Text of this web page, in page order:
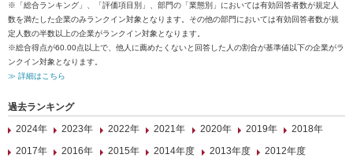
※「総合ランキング」、「評価項目別」、部門の「業態別」においては有効回答者数が規定人
数を満たした企業のみランクイン対象となります。その他の部門においては有効回答者数が規
定人数の半数以上の企業がランクイン対象となります。
※総合得点が60.00点以上で、他人に薦めたくないと回答した人の割合が基準値以下の企業がラ
ンクイン対象となります。
≫ 詳細はこちら
過去ランキング
2024年
2023年 2022年 2021年 2020年 2019年
2018年
2017年
2016年 2015年 2014年度 2013年度
2012年度